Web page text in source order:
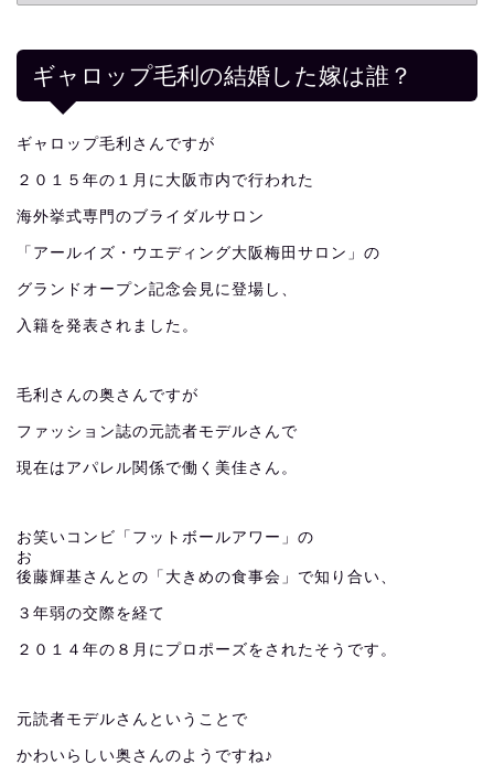
ギャロップ毛利の結婚した嫁は誰？
ギャロップ毛利さんですが
２０１５年の１月に大阪市内で行われた
海外挙式専門のブライダルサロン
「アールイズ・ウエディング大阪梅田サロン」の
グランドオープン記念会見に登場し、
入籍を発表されました。
毛利さんの奥さんですが
ファッション誌の元読者モデルさんで
現在はアパレル関係で働く美佳さん。
お笑いコンビ「フットボールアワー」の
お
後藤輝基さんとの「大きめの食事会」で知り合い、
３年弱の交際を経て
２０１４年の８月にプロポーズをされたそうです。
元読者モデルさんということで
かわいらしい奥さんのようですね♪